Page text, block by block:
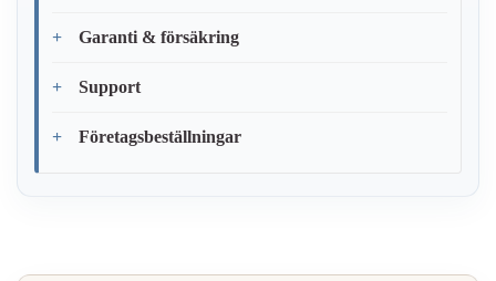
Garanti & försäkring
Support
Företagsbeställningar